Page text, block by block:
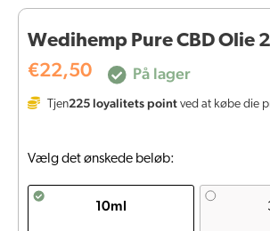
Wedihemp Pure CBD Olie
€22,50 På lager
Tjen225 loyalitets point ved at købe die
Vælg det ønskede beløb:
10ml